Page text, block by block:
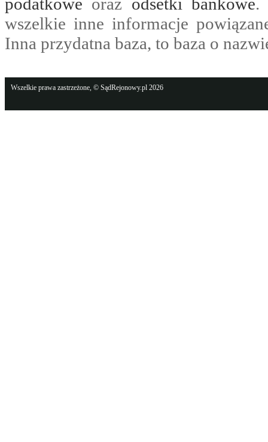
wszelkie inne informacje
Inna przydatna baza, to baza o
Wszelkie prawa zastrzeżone, © SądRejonowy.pl 2026